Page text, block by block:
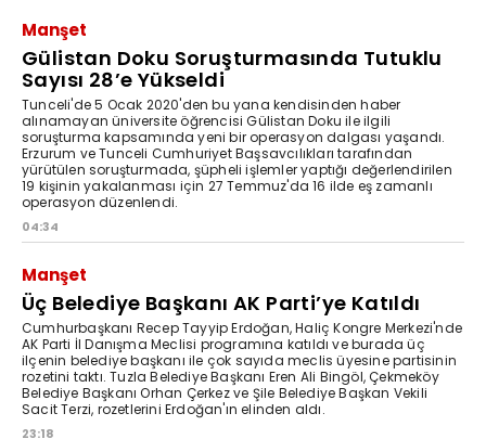
Manşet
Gülistan Doku Soruşturmasında Tutuklu
Sayısı 28’e Yükseldi
Tunceli'de 5 Ocak 2020'den bu yana kendisinden haber
alınamayan üniversite öğrencisi Gülistan Doku ile ilgili
soruşturma kapsamında yeni bir operasyon dalgası yaşandı.
Erzurum ve Tunceli Cumhuriyet Başsavcılıkları tarafından
yürütülen soruşturmada, şüpheli işlemler yaptığı değerlendirilen
19 kişinin yakalanması için 27 Temmuz'da 16 ilde eş zamanlı
operasyon düzenlendi.
04:34
Manşet
Üç Belediye Başkanı AK Parti’ye Katıldı
Cumhurbaşkanı Recep Tayyip Erdoğan, Haliç Kongre Merkezi'nde
AK Parti İl Danışma Meclisi programına katıldı ve burada üç
ilçenin belediye başkanı ile çok sayıda meclis üyesine partisinin
rozetini taktı. Tuzla Belediye Başkanı Eren Ali Bingöl, Çekmeköy
Belediye Başkanı Orhan Çerkez ve Şile Belediye Başkan Vekili
Sacit Terzi, rozetlerini Erdoğan'ın elinden aldı.
23:18